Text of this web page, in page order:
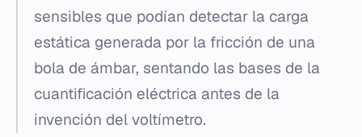
sensibles que podían detectar la carga
estática generada por la fricción de una
bola de ámbar, sentando las bases de la
cuantificación eléctrica antes de la
invención del voltímetro.